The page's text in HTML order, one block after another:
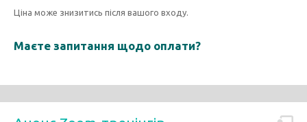
Ціна може знизитись після вашого входу.
Маєте запитання щодо оплати?